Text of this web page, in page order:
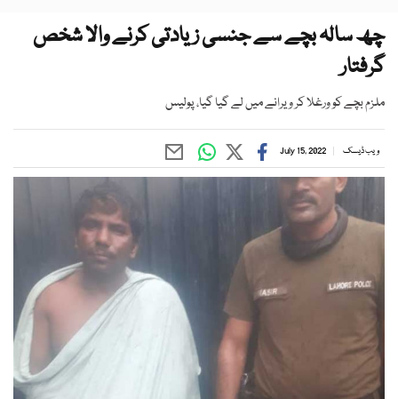
چھ سالہ بچے سے جنسی زیادتی کرنے والا شخص
گرفتار
ملزم بچے کو ورغلا کر ویرانے میں لے گیا گیا، پولیس
ویب ڈیسک July 15, 2022